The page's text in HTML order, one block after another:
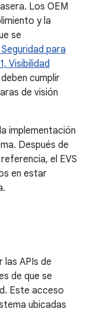
Los OEM
y la
se
para
Visibilidad
cumplir
de visión
implementación
Después de
el EVS
en estar
las APIs de
de que se
Este acceso
ubicadas